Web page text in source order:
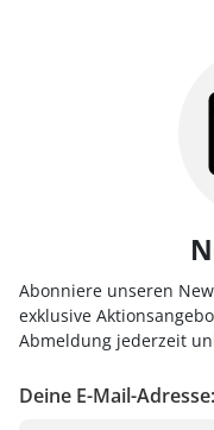
Abonniere unseren
exklusive
Abmeldung jederzeit
Deine E-Mail-Adresse: